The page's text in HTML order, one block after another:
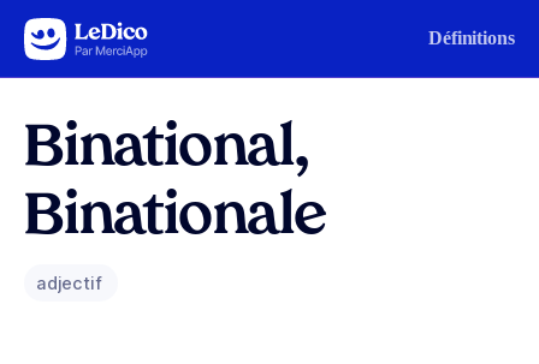
Aller au contenu Définitions
Binational,
Binationale
adjectif